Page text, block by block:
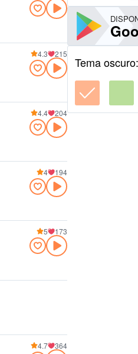
4.3 215
4.4 204
4 194
5 173
4.7 364
Tema oscuro: